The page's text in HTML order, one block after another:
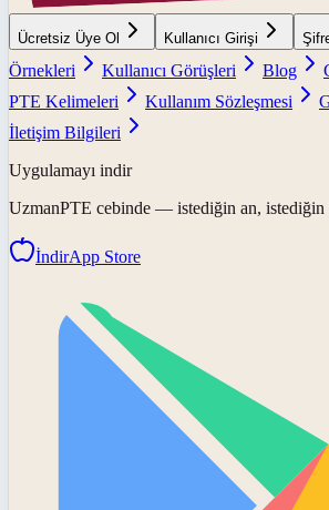
Ücretsiz Üye Ol Kullanıcı Girişi
Örnekleri
Kullanıcı Görüşleri Blog
PTE Kelimeleri
Kullanım Sözleşmesi
İletişim Bilgileri
Uygulamayı indir
UzmanPTE cebinde — istediğin an, istediğin
İndirApp Store